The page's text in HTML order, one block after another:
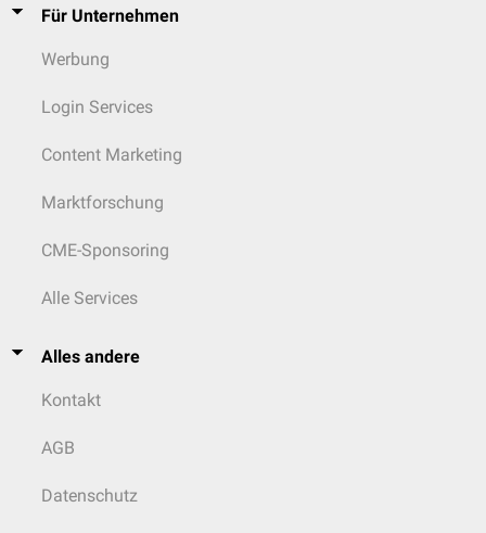
Für Unternehmen
Werbung
Login Services
Content Marketing
Marktforschung
CME-Sponsoring
Alle Services
Alles andere
Kontakt
AGB
Datenschutz